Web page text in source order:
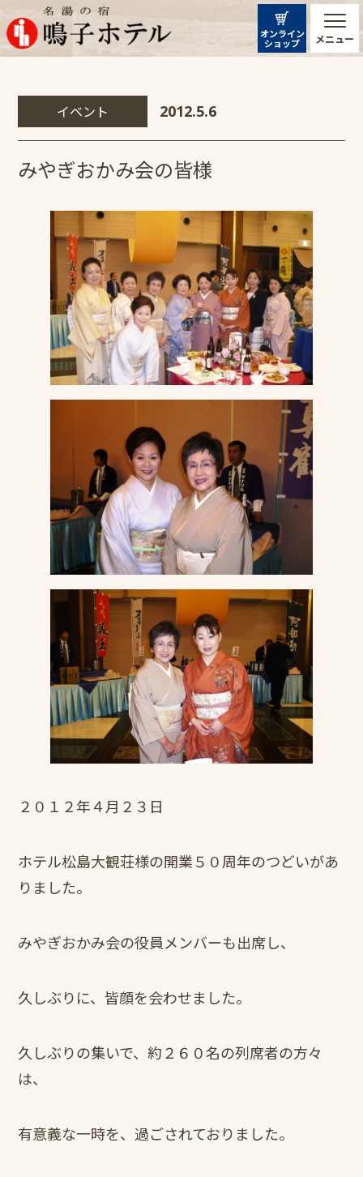
メニュー
オンライン
ショップ
イベント 2012.5.6
みやぎおかみ会の皆様
２０１２年４月２３日
ホテル松島大観荘様の開業５０周年のつどいがあ
りました。
みやぎおかみ会の役員メンバーも出席し、
久しぶりに、皆顔を会わせました。
久しぶりの集いで、約２６０名の列席者の方々
は、
有意義な一時を、過ごされておりました。